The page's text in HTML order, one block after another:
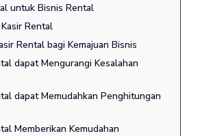
untuk Bisnis Rental
Rental
Rental bagi Kemajuan Bisnis
dapat Mengurangi Kesalahan
dapat Memudahkan Penghitungan
Memberikan Kemudahan